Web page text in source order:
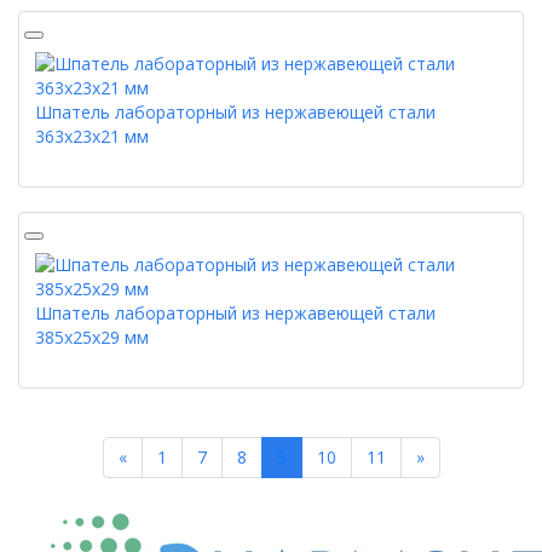
Шпатель лабораторный из нержавеющей стали
363х23х21 мм
Шпатель лабораторный из нержавеющей стали
385х25х29 мм
«Previous
1 7 8 9 10 11 »Next